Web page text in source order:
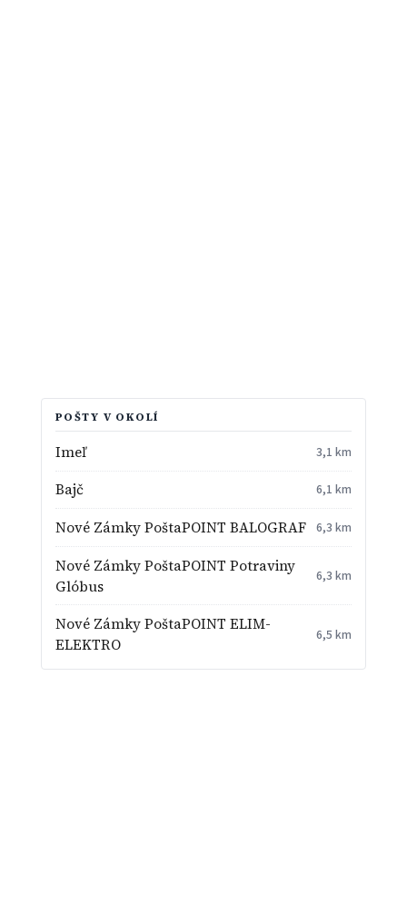
POŠTY V OKOLÍ
Imeľ 3,1 km
Bajč 6,1 km
Nové Zámky PoštaPOINT BALOGRAF 6,3 km
Nové Zámky PoštaPOINT Potraviny
Glóbus
6,3 km
Nové Zámky PoštaPOINT ELIM-
ELEKTRO
6,5 km